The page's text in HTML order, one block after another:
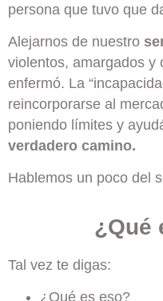
persona que tuvo que
Alejarnos de nuestro
violentos, amargados y
enfermó. La
reincorporarse al
poniendo límites y
verdadero camino.
Hablemos un poco del
¿Qué
Tal vez te digas:
¿Qué es eso?